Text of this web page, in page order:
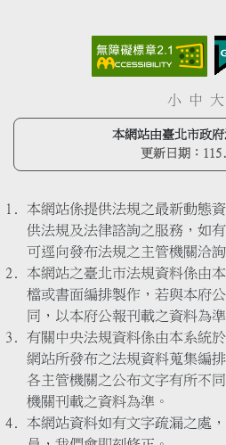
小 中 大
本網站由臺北市政
更新日期：
本網站係提供法規之最新動態
供法規及法律諮詢之服務，如
可逕向發布法規之主管機關洽詢
本網站之臺北市法規資料係由
檔或書面編排製作，若與本府
同，以本府公報刊載之資料為準
有關中央法規資料係由本系統
網站所發布之法規資料蒐集編
各主管機關之公布文字有所不
機關刊載之資料為準。
本網站資料如有文字疏漏之處